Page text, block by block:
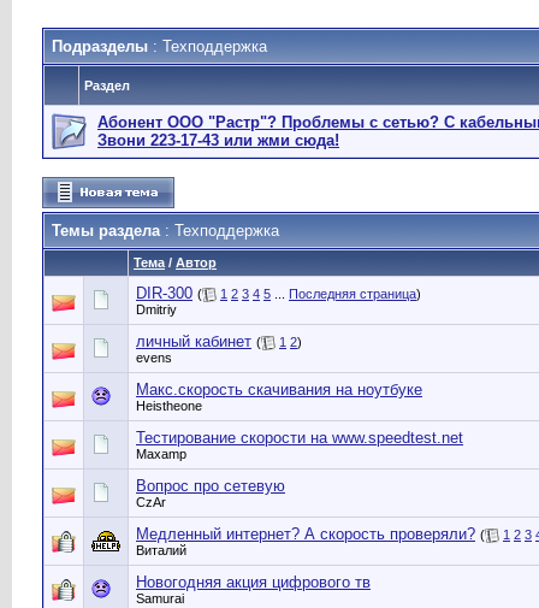
Подразделы : Техподдержка
Раздел
Абонент ООО "Растр"? Проблемы с сетью? С
Звони 223-17-43 или жми сюда!
Темы раздела: Техподдержка
Тема / Автор
DIR-300 ( 1 2 3 4 5 Последняя страница)
Dmitriy
личный кабинет ( 1 2)
evens
Макс.скорость скачивания на ноутбуке
Heistheone
Тестирование скорости на www.speedtest.net
Maxamp
Вопрос про сетевую
CzAr
Медленный интернет? А скорость проверяли? ( 1 2 3
Виталий
Новогодняя акция цифрового тв
Samurai